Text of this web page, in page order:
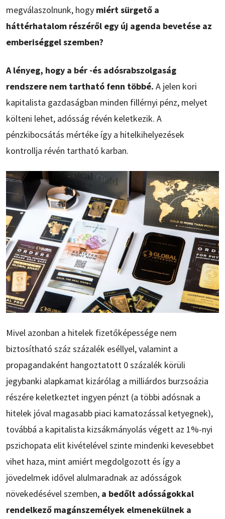
megválaszolnunk, hogy miért sürgető a
háttérhatalom részéről egy új agenda bevetése az
emberiséggel szemben?
A lényeg, hogy a bér -és adósrabszolgaság
rendszere nem tartható fenn többé. A jelen kori
kapitalista gazdaságban minden fillérnyi pénz, melyet
költeni lehet, adósság révén keletkezik. A
pénzkibocsátás mértéke így a hitelkihelyezések
kontrollja révén tartható karban.
Mivel azonban a hitelek fizetőképessége nem
biztosítható száz százalék eséllyel, valamint a
propagandaként hangoztatott 0 százalék körüli
jegybanki alapkamat kizárólag a milliárdos burzsoázia
részére keletkeztet ingyen pénzt (a többi adósnak a
hitelek jóval magasabb piaci kamatozással ketyegnek),
továbbá a kapitalista kizsákmányolás végett az 1%-nyi
pszichopata elit kivételével szinte mindenki kevesebbet
vihet haza, mint amiért megdolgozott és így a
jövedelmek idővel alulmaradnak az adósságok
növekedésével szemben, a bedőlt adósságokkal
rendelkező magánszemélyek elmenekülnek a